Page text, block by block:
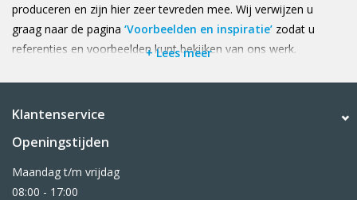
produceren en zijn hier zeer tevreden mee. Wij verwijzen u
graag naar de pagina ‘Voorbeelden en inspiratie’ zodat u
referenties en voorbeelden kunt bekijken van ons werk.
+ Lees meer
Klantenservice
Openingstijden
Maandag t/m vrijdag
08:00 - 17:00